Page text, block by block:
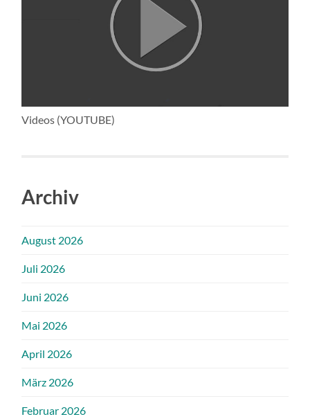
Videos (YOUTUBE)
Archiv
August 2026
Juli 2026
Juni 2026
Mai 2026
April 2026
März 2026
Februar 2026